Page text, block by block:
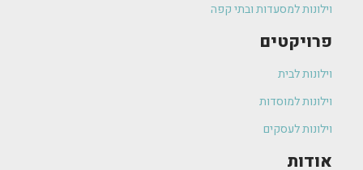
וילונות למסעדות ובתי קפה
פרויקטים
וילונות לבית
וילונות למוסדות
וילונות לעסקים
אודות